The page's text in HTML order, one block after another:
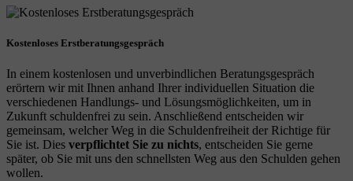
Kostenloses Erstberatungsgespräch
In einem kostenlosen und unverbindlichen Beratungsgespräch
erörtern wir mit Ihnen anhand Ihrer individuellen Situation die
verschiedenen Handlungs- und Lösungsmöglichkeiten, um in
Zukunft schuldenfrei zu sein. Anschließend entscheiden wir
gemeinsam, welcher Weg in die Schuldenfreiheit der Richtige für
Sie ist. Dies verpflichtet Sie zu nichts, entscheiden Sie gerne
später, ob Sie mit uns den schnellsten Weg aus den Schulden gehen
wollen.